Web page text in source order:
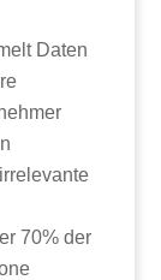
Daten
70% der